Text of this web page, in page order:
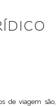
de viagem são,